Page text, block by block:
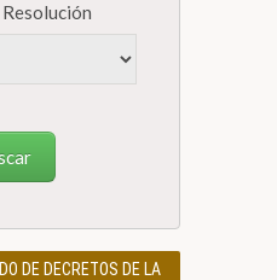
DE DECRETOS DE LA